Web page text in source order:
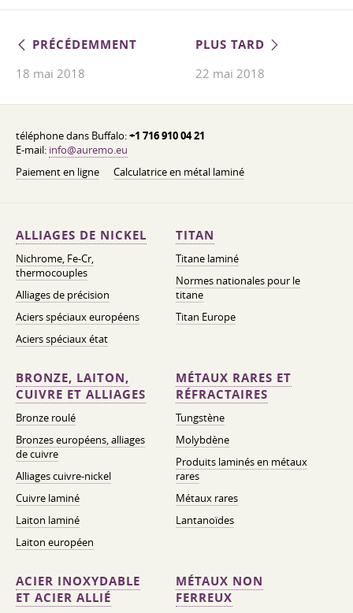
PRÉCÉDEMMENT
18 mai 2018
PLUS TARD
22 mai 2018
téléphone dans Buffalo:+1 716 910 04 21
E-mail: info@auremo.eu
Paiement en ligne
Calculatrice en métal laminé
ALLIAGES DE NICKEL
Nichrome, Fe-Cr,
thermocouples
Alliages de précision
Aciers spéciaux européens
Aciers spéciaux état
TITAN
Titane laminé
Normes nationales pour le
titane
Titan Europe
BRONZE, LAITON,
CUIVRE ET ALLIAGES
Bronze roulé
Bronzes européens, alliages
de cuivre
Alliages cuivre-nickel
Cuivre laminé
Laiton laminé
Laiton européen
MÉTAUX RARES ET
RÉFRACTAIRES
Tungstène
Molybdène
Produits laminés en métaux
rares
Métaux rares
Lantanoïdes
ACIER INOXYDABLE
ET ACIER ALLIÉ
MÉTAUX NON
FERREUX